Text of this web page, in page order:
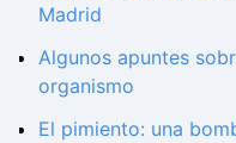
Madrid
Algunos apuntes
organismo
El pimiento: una